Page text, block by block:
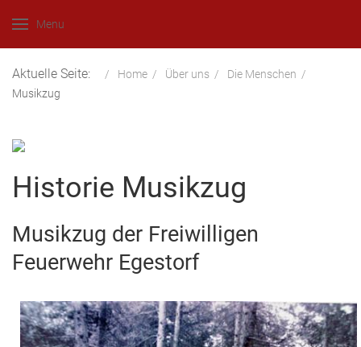
Menu
Aktuelle Seite: Home Über uns
Die Menschen
Musikzug
Historie Musikzug
Musikzug der Freiwilligen
Feuerwehr Egestorf